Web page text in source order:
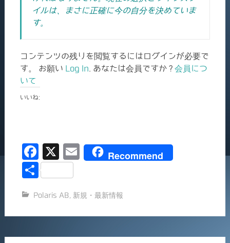
イルは、まさに正確に今の自分を決めていま
す。
コンテンツの残りを閲覧するにはログインが必要で
す。 お願い Log In . あなたは会員ですか ? 会員につ
いて
いいね:
F
a
e
b
o
X
E
l
Recommend
共
Polaris AB 新規・最新情報